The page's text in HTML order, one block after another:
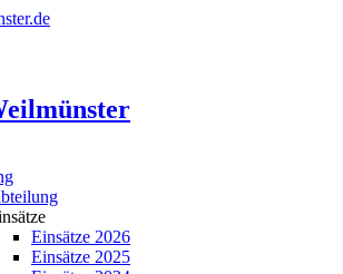
Einsätze 2026
Einsätze 2025